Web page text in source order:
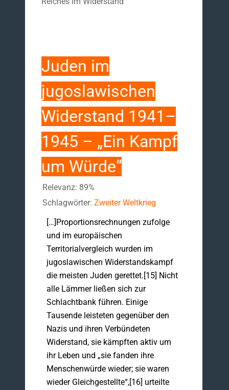
Juden im
jugoslawischen
Widerstand 1941–
1945 – „Ein Kampf
um Würde“
Relevanz: 89%
Schlagwörter: Zweiter Weltkrieg
[…]Proportionsrechnungen zufolge
und im europäischen
Territorialvergleich wurden im
jugoslawischen Widerstandskampf
die meisten Juden gerettet.[15] Nicht
alle Lämmer ließen sich zur
Schlachtbank führen. Einige
Tausende leisteten gegenüber den
Nazis und ihren Verbündeten
Widerstand, sie kämpften aktiv um
ihr Leben und „sie fanden ihre
Menschenwürde wieder; sie waren
wieder Gleichgestellte“,[16] urteilte